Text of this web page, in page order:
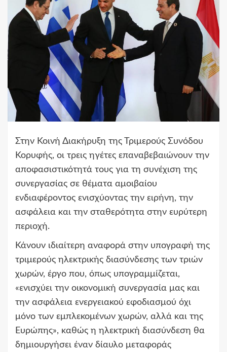
Στην Κοινή Διακήρυξη της Τριμερούς Συνόδου
Κορυφής, οι τρεις ηγέτες επαναβεβαιώνουν την
αποφασιστικότητά τους για τη συνέχιση της
συνεργασίας σε θέματα αμοιβαίου
ενδιαφέροντος ενισχύοντας την ειρήνη, την
ασφάλεια και την σταθερότητα στην ευρύτερη
περιοχή.
Κάνουν ιδιαίτερη αναφορά στην υπογραφή της
τριμερούς ηλεκτρικής διασύνδεσης των τριών
χωρών, έργο που, όπως υπογραμμίζεται,
«ενισχύει την οικονομική συνεργασία μας και
την ασφάλεια ενεργειακού εφοδιασμού όχι
μόνο των εμπλεκομένων χωρών, αλλά και της
Ευρώπης», καθώς η ηλεκτρική διασύνδεση θα
δημιουργήσει έναν δίαυλο μεταφοράς